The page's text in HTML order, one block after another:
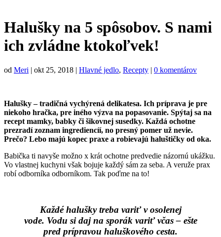
Halušky na 5 spôsobov. S nami
ich zvládne ktokoľvek!
od Meri | okt 25, 2018 | Hlavné jedlo, Recepty | 0 komentárov
Halušky – tradičná vychýrená delikatesa. Ich príprava je pre
niekoho hračka, pre iného výzva na popasovanie. Spýtaj sa na
recept mamky, babky či šikovnej susedky. Každá ochotne
prezradí zoznam ingrediencíí, no presný pomer už nevie.
Prečo? Lebo majú kopec praxe a robievajú haluštičky od oka.
Babička ti navyše možno x krát ochotne predvedie názornú ukážku.
Vo vlastnej kuchyni však bojuje každý sám za seba. A veruže prax
robí odborníka odborníkom. Tak poďme na to!
Každé halušky treba variť v osolenej
vode. Vodu si daj na sporák variť včas – ešte
pred prípravou haluškového cesta.